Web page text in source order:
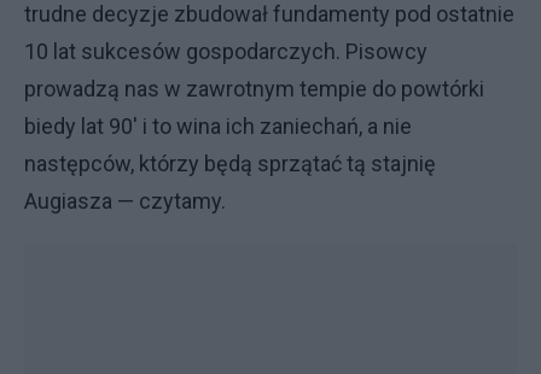
trudne decyzje zbudował fundamenty pod ostatnie
10 lat sukcesów gospodarczych. Pisowcy
prowadzą nas w zawrotnym tempie do powtórki
biedy lat 90' i to wina ich zaniechań, a nie
następców, którzy będą sprzątać tą stajnię
Augiasza — czytamy.